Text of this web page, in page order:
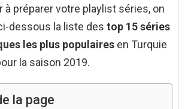
à préparer votre playlist séries, on
dessous la liste des top 15 séries
les plus populaires en Turquie
la saison 2019.
la page